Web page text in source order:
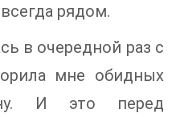
рядом.
в очередной раз с
мне обидных
И это перед